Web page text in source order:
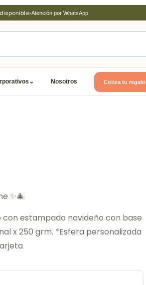
•Atención por WhatsApp
⌄ Nosotros Cotiza tu regalo
✨🎄
con estampado navideño con base
x 250 grm. *Esfera personalizada